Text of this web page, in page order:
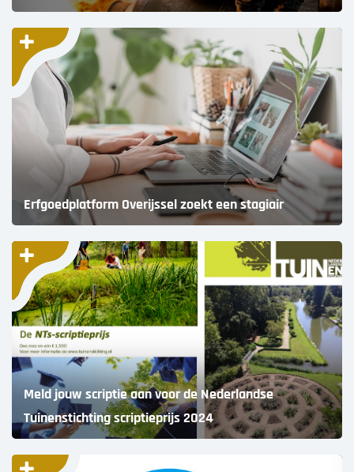
Erfgoedplatform Overijssel zoekt een stagiair
Meld jouw scriptie aan voor de Nederlandse
Tuinenstichting scriptieprijs 2024